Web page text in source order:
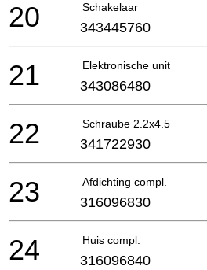
Schakelaar
20 343445760
Elektronische unit
21 343086480
Schraube 2.2x4.5
22 341722930
Afdichting compl.
23 316096830
Huis compl.
24 316096840